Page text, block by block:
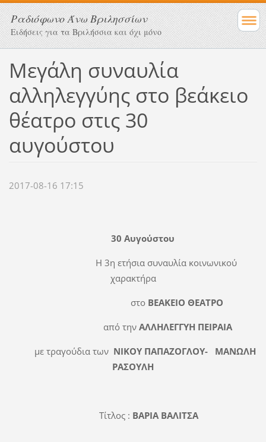
Ραδιόφωνο Άνω Βριλησσίων
Ειδήσεις για τα Βριλήσσια και όχι μόνο
Mεγάλη συναυλία
αλληλεγγύης στο βεάκειο
θέατρο στις 30
αυγούστου
2017-08-16 17:15
30 Αυγούστου
Η 3η ετήσια συναυλία κοινωνικού
χαρακτήρα
στο ΒΕΑΚΕΙΟ ΘΕΑΤΡΟ
από την ΑΛΛΗΛΕΓΓΥΗ ΠΕΙΡΑΙΑ
με τραγούδια των ΝΙΚΟΥ ΠΑΠΑΖΟΓΛΟΥ- ΜΑΝΩΛΗ
ΡΑΣΟΥΛΗ
Τίτλος : ΒΑΡΙΑ ΒΑΛΙΤΣΑ